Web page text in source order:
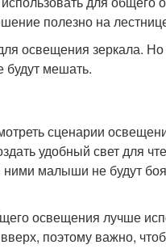
полезно на
освещения зеркала.
будут мешать.
сценарии
удобный свет для
малыши не будут
освещения лучше
поэтому важно,